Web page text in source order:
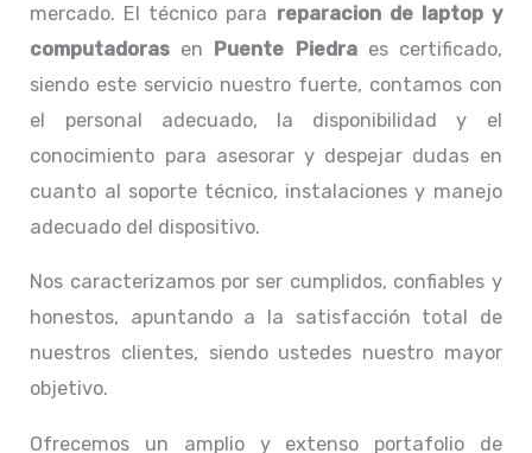
mercado. El técnico para reparacion de laptop y
computadoras en Puente Piedraes certificado,
siendo este servicio nuestro fuerte, contamos con
el personal adecuado, la disponibilidad y el
conocimiento para asesorar y despejar dudas en
cuanto al soporte técnico, instalaciones y manejo
adecuado del dispositivo.
Nos caracterizamos por ser cumplidos, confiables y
honestos, apuntando a la satisfacción total de
nuestros clientes, siendo ustedes nuestro mayor
objetivo.
Ofrecemos un amplio y extenso portafolio de